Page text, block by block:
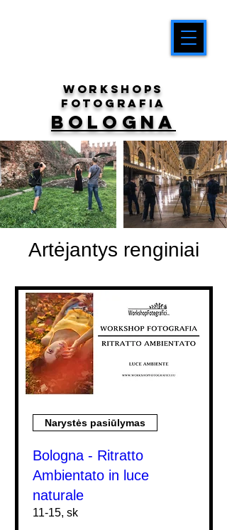
workshops
fotografia
BOLOGNA
Artėjantys renginiai
Narystės pasiūlymas
Bologna - Ritratto
Ambientato in luce
naturale
11-15, sk